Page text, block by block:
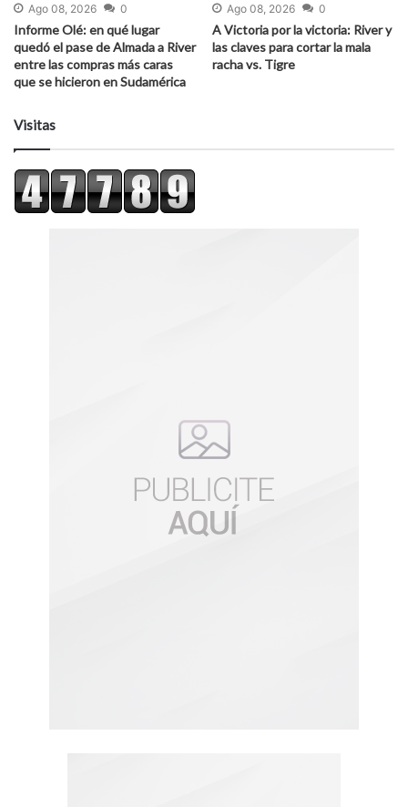
Ago 08, 2026 0
Informe Olé: en qué lugar
quedó el pase de Almada a River
entre las compras más caras
que se hicieron en Sudamérica
Ago 08, 2026 0
A Victoria por la victoria: River y
las claves para cortar la mala
racha vs. Tigre
Visitas